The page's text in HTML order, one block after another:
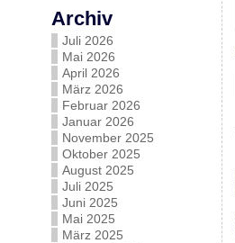
Archiv
Juli 2026
Mai 2026
April 2026
März 2026
Februar 2026
Januar 2026
November 2025
Oktober 2025
August 2025
Juli 2025
Juni 2025
Mai 2025
März 2025